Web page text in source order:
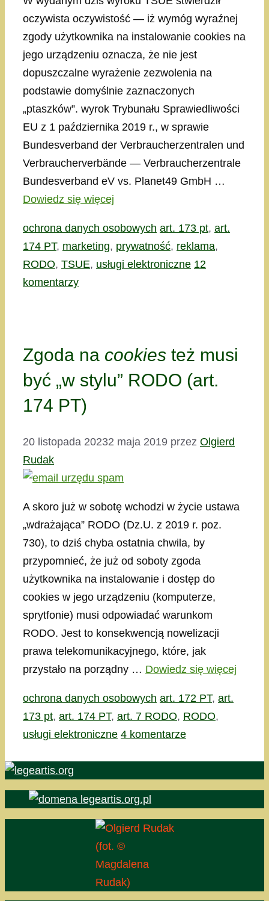
oczywista oczywistość — iż wymóg wyraźnej
zgody użytkownika na instalowanie cookies na
jego urządzeniu oznacza, że nie jest
dopuszczalne wyrażenie zezwolenia na
podstawie domyślnie zaznaczonych
„ptaszków”. wyrok Trybunału Sprawiedliwości
EU z 1 października 2019 r., w sprawie
Bundesverband der Verbraucherzentralen und
Verbraucherverbände — Verbraucherzentrale
Bundesverband eV vs. Planet49 GmbH …
Dowiedz się więcej
Kategorie
ochrona danych osobowych Tagi
art. 173 pt, art.
174 PT, marketing, prywatność, reklama,
RODO, TSUE, usługi elektroniczne 12
komentarzy
Zgoda na cookies też musi
być „w stylu” RODO (art.
174 PT)
20 listopada 20232 maja 2019 przez Olgierd
Rudak
A skoro już w sobotę wchodzi w życie ustawa
„wdrażająca” RODO (Dz.U. z 2019 r. poz.
730), to dziś chyba ostatnia chwila, by
przypomnieć, że już od soboty zgoda
użytkownika na instalowanie i dostęp do
cookies w jego urządzeniu (komputerze,
sprytfonie) musi odpowiadać warunkom
RODO. Jest to konsekwencją nowelizacji
prawa telekomunikacyjnego, które, jak
przystało na porządny … Dowiedz się więcej
Kategorie
ochrona danych osobowych Tagi
art. 172 PT, art.
173 pt, art. 174 PT, art. 7 RODO, RODO,
usługi elektroniczne 4 komentarze
(fot. ©
Magdalena
Rudak)